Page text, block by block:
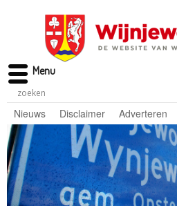
Nieuws Disclaimer Adverteren
Menu